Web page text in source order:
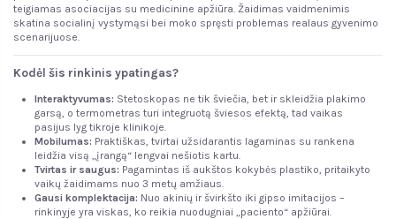
teigiamas asociacijas su medicinine apžiūra. Žaidimas vaidmenimis
skatina socialinį vystymąsi bei moko spręsti problemas realaus gyvenimo
scenarijuose.
Kodėl šis rinkinis ypatingas?
Interaktyvumas: Stetoskopas ne tik šviečia, bet ir skleidžia plakimo
garsą, o termometras turi integruotą šviesos efektą, tad vaikas
pasijus lyg tikroje klinikoje.
Mobilumas: Praktiškas, tvirtai užsidarantis lagaminas su rankena
leidžia visą „įrangą“ lengvai nešiotis kartu.
Tvirtas ir saugus: Pagamintas iš aukštos kokybės plastiko, pritaikyto
vaikų žaidimams nuo 3 metų amžiaus.
Gausi komplektacija: Nuo akinių ir švirkšto iki gipso imitacijos –
rinkinyje yra viskas, ko reikia nuodugniai „paciento“ apžiūrai.